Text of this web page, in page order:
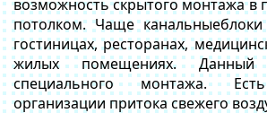
возможность скрытого монтажа в
потолком. Чаще
гостиницах, ресторанах,
жилых помещениях. Данный
специального монтажа.
организации притока свежего